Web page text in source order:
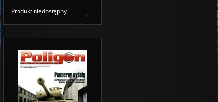
Produkt niedostępny